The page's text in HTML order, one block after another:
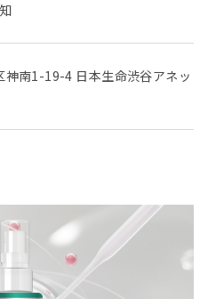
神南1-19-4 日本生命渋谷アネッ